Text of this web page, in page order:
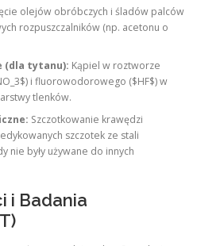
olejów obróbczych i śladów palców
rozpuszczalników (np. acetonu o
(dla tytanu): Kąpiel w roztworze
i fluorowodorowego ($HF$) w
tlenków.
Szczotkowanie krawędzi
szczotek ze stali
nie były używane do innych
i Badania